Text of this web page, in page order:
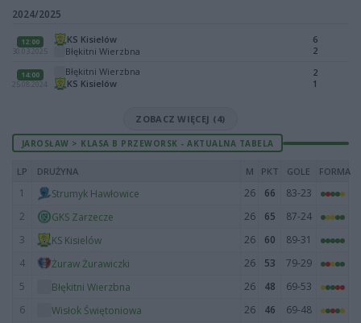
2024/2025
12:00
30.03.2025
KS Kisielów
Błękitni Wierzbna
6
2
14:00
25.08.2024
Błękitni Wierzbna
KS Kisielów
2
1
ZOBACZ WIĘCEJ (4)
JAROSŁAW > KLASA B PRZEWORSK - AKTUALNA TABELA
LP DRUŻYNA M PKT GOLE FORMA
1 Strumyk Hawłowice 26 66
83-23
2
GKS Zarzecze 26 65
87-24
3
KS Kisielów 26 60
89-31
4
Żuraw Żurawiczki 26 53
79-29
5
Błękitni Wierzbna 26 48
69-53
6
Wisłok Świętoniowa 26 46
69-48